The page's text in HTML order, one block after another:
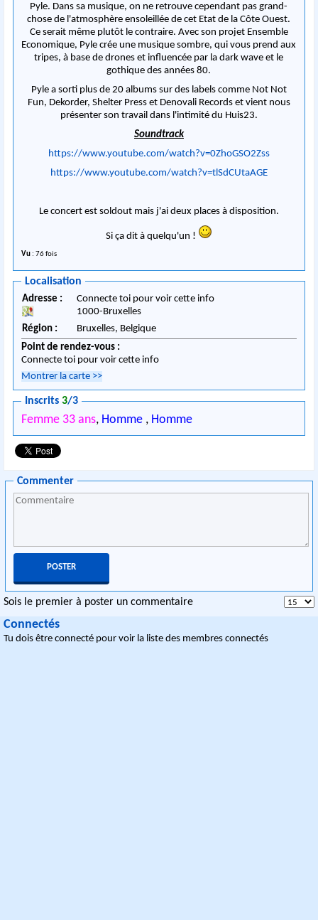
Pyle. Dans sa musique, on ne retrouve cependant pas grand-
chose de l'atmosphère ensoleillée de cet Etat de la Côte Ouest.
Ce serait même plutôt le contraire. Avec son projet Ensemble
Economique, Pyle crée une musique sombre, qui vous prend aux
tripes, à base de drones et influencée par la dark wave et le
gothique des années 80.
Pyle a sorti plus de 20 albums sur des labels comme Not Not
Fun, Dekorder, Shelter Press et Denovali Records et vient nous
présenter son travail dans l'intimité du Huis23.
Soundtrack
https://www.youtube.com/watch?v=0ZhoGSO2Zss
https://www.youtube.com/watch?v=tlSdCUtaAGE
Le concert est soldout mais j'ai deux places à disposition.
Si ça dit à quelqu'un !
Vu : 76 fois
Localisation
Adresse :
Connecte toi pour voir cette info
1000- Bruxelles
Région :
Bruxelles, Belgique
Point de rendez-vous :
Connecte toi pour voir cette info
Montrer la carte >>
Inscrits3/3
Femme 33 ans, Homme , Homme
Commenter
Sois le premier à poster un commentaire
Connectés
Tu dois être connecté pour voir la liste des membres connectés